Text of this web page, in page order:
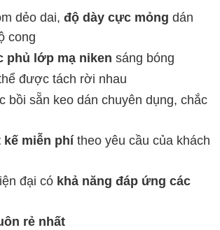
dẻo dai, độ dày cực mỏng dán
cong
phủ lớp mạ niken sáng bóng
được tách rời nhau
bồi sẵn keo dán chuyên dụng, chắc
kế miễn phí theo yêu cầu của khách
đại có khả năng đáp ứng các
rẻ nhất